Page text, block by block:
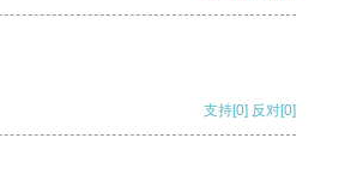
支持[0] 反对[0]